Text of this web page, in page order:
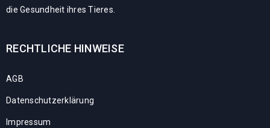
die Gesundheit ihres Tieres.
RECHTLICHE HINWEISE
AGB
Datenschutzerklärung
Impressum